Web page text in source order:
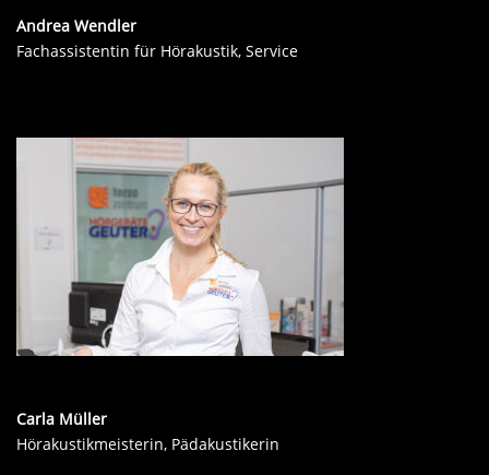
Andrea Wendler
Fachassistentin für Hörakustik, Service
Carla Müller
Hörakustikmeisterin, Pädakustikerin